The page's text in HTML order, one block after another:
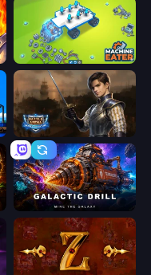
Machine Eater
Battle Arena
Galactic Drill